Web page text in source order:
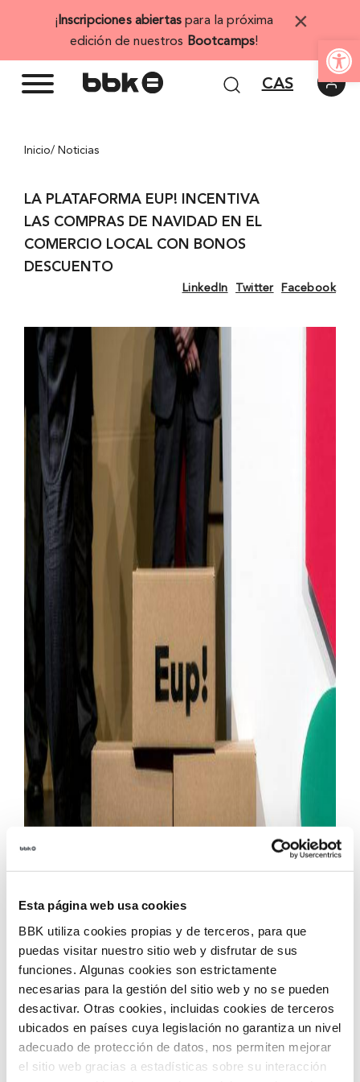
Abrir
Esta página web usa cookies
BBK utiliza cookies propias y de terceros, para que
puedas visitar nuestro sitio web y disfrutar de sus
funciones. Algunas cookies son estrictamente
necesarias para la gestión del sitio web y no se pueden
desactivar. Otras cookies, incluidas cookies de terceros
ubicados en países cuya legislación no garantiza un nivel
adecuado de protección de datos, nos permiten mejorar
el sitio web gracias a estadísticas sobre su interacción
¡ Inscripciones abiertas para la próxima
edición de nuestros Bootcamps!
×
CAS
Inicio/ Noticias
LA PLATAFORMA EUP! INCENTIVA
LAS COMPRAS DE NAVIDAD EN EL
COMERCIO LOCAL CON BONOS
DESCUENTO
LinkedIn Twitter Facebook
Se acerca la campaña navideña y con ella una de las
temporadas más importantes del año para el
comercio local, que BBK y la Diputación Foral de
Bizkaia quieren apoyar una vez más a través de una